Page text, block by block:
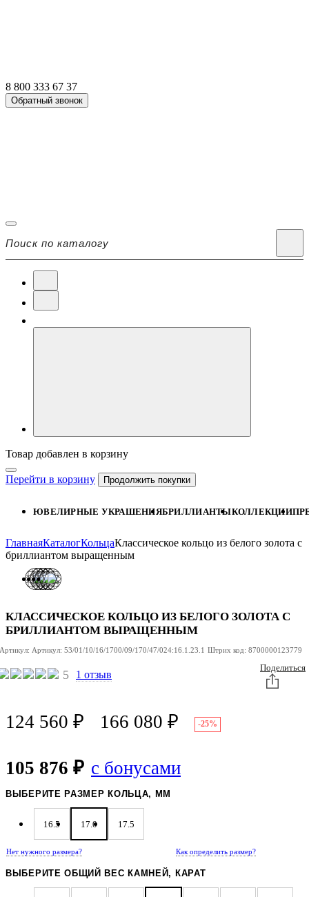
8 800 333 67 37
Обратный звонок
Товар добавлен в корзину
Перейти в корзину Продолжить покупки
ЮВЕЛИРНЫЕ УКРАШЕНИЯБРИЛЛИАНТЫКОЛЛЕКЦИИ
ГлавнаяКаталогКольцаКлассическое кольцо из белого золота с
бриллиантом выращенным
КЛАССИЧЕСКОЕ КОЛЬЦО ИЗ БЕЛОГО ЗОЛОТА С
БРИЛЛИАНТОМ ВЫРАЩЕННЫМ
Артикул: Артикул: 53/01/10/16/1700/09/170/47/024:16.1.23.1 Штрих код: 8700000123779
5 1 отзыв
Поделиться
124 560 ₽ 166 080 ₽ -25%
105 876 ₽ с бонусами
ВЫБЕРИТЕ РАЗМЕР КОЛЬЦА, ММ
16.5 17.0 17.5
Нет нужного размера? Как определить размер?
ВЫБЕРИТЕ ОБЩИЙ ВЕС КАМНЕЙ, КАРАТ